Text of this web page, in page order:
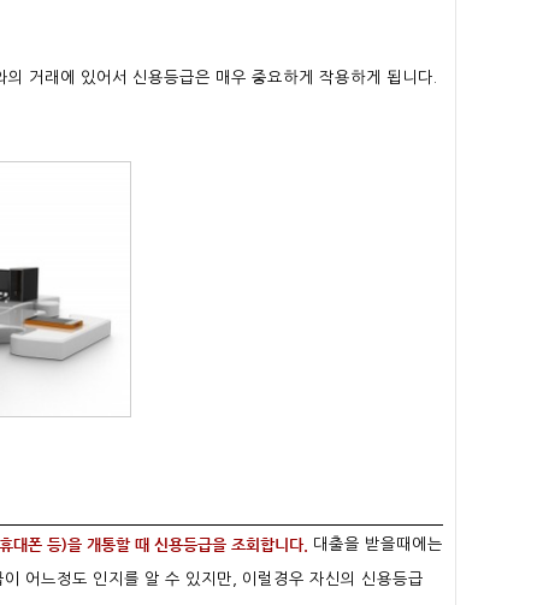
거래에 있어서 신용등급은 매우 중요하게 작용하게 됩니다.
대폰 등)을 개통할 때 신용등급을 조회합니다. 대출을 받을때에는
어느정도 인지를 알 수 있지만, 이럴경우 자신의 신용등급